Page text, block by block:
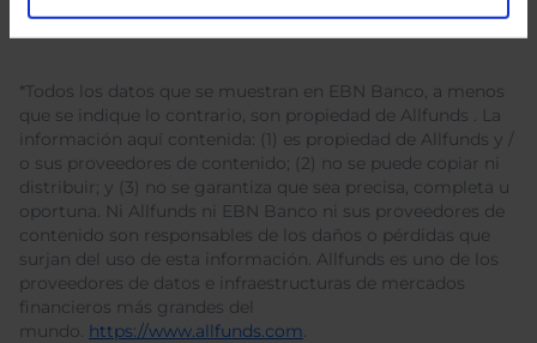
*Todos los datos que se muestran en EBN Banco, a menos
que se indique lo contrario, son propiedad de Allfunds . La
información aquí contenida: (1) es propiedad de Allfunds y /
o sus proveedores de contenido; (2) no se puede copiar ni
distribuir; y (3) no se garantiza que sea precisa, completa u
oportuna. Ni Allfunds ni EBN Banco ni sus proveedores de
contenido son responsables de los daños o pérdidas que
surjan del uso de esta información. Allfunds es uno de los
proveedores de datos e infraestructuras de mercados
financieros más grandes del
mundo. https://www.allfunds.com.